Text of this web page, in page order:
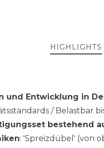
HIGHLIGHTS
und Entwicklung in
/ Belastbar
bestehend
: 'Spreizdübel' (von